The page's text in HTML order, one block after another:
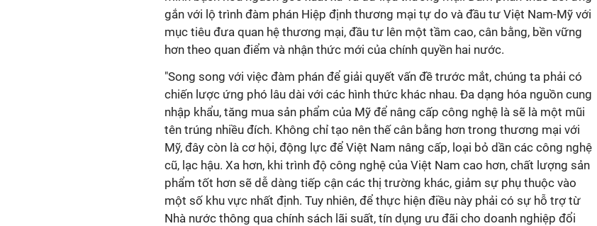
gắn với lộ trình đàm phán Hiệp định thương mại tự do và đầu tư Việt Nam-Mỹ với
mục tiêu đưa quan hệ thương mại, đầu tư lên một tầm cao, cân bằng, bền vững
hơn theo quan điểm và nhận thức mới của chính quyền hai nước.
"Song song với việc đàm phán để giải quyết vấn đề trước mắt, chúng ta phải có
chiến lược ứng phó lâu dài với các hình thức khác nhau. Đa dạng hóa nguồn cung
nhập khẩu, tăng mua sản phẩm của Mỹ để nâng cấp công nghệ là sẽ là một mũi
tên trúng nhiều đích. Không chỉ tạo nên thế cân bằng hơn trong thương mại với
Mỹ, đây còn là cơ hội, động lực để Việt Nam nâng cấp, loại bỏ dần các công nghệ
cũ, lạc hậu. Xa hơn, khi trình độ công nghệ của Việt Nam cao hơn, chất lượng sản
phẩm tốt hơn sẽ dễ dàng tiếp cận các thị trường khác, giảm sự phụ thuộc vào
một số khu vực nhất định. Tuy nhiên, để thực hiện điều này phải có sự hỗ trợ từ
Nhà nước thông qua chính sách lãi suất, tín dụng ưu đãi cho doanh nghiệp đổi